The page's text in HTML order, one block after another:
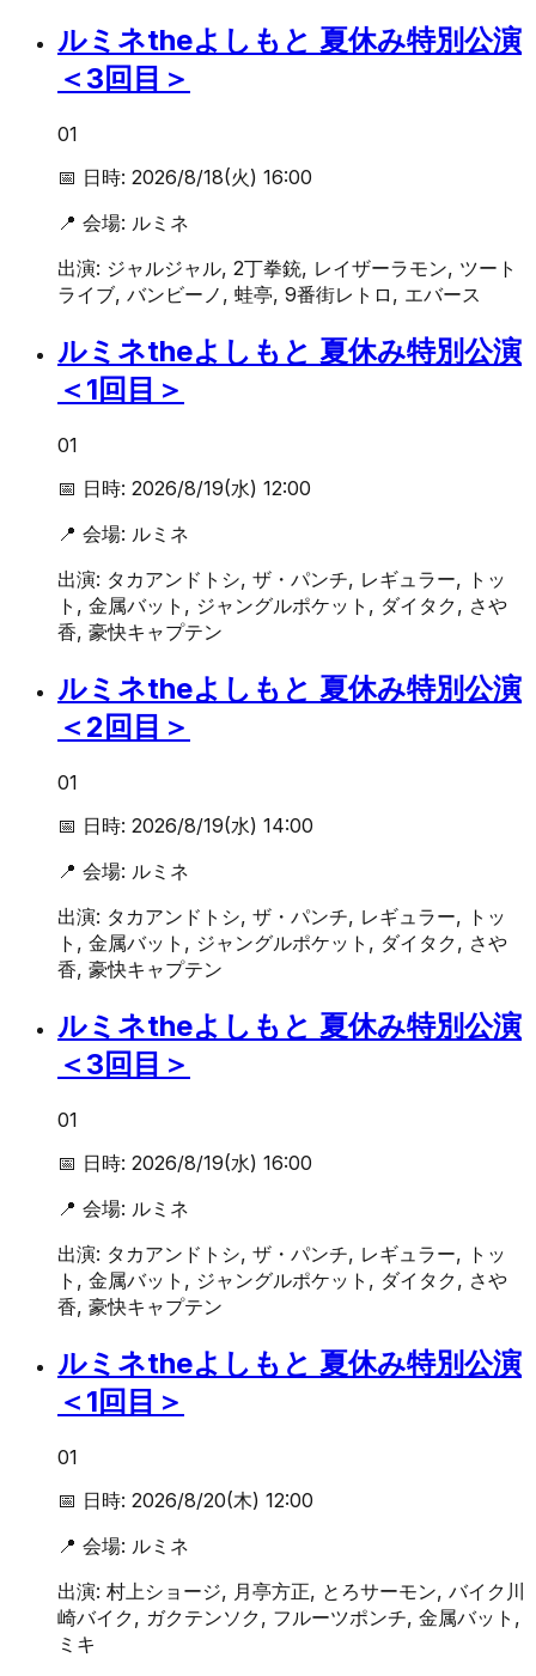
ルミネtheよしもと 夏休み特別公演
＜3回目＞
01
📅 日時: 2026/8/18(火) 16:00
📍 会場: ルミネ
出演: ジャルジャル, 2丁拳銃, レイザーラモン, ツート
ライブ, バンビーノ, 蛙亭, 9番街レトロ, エバース
ルミネtheよしもと 夏休み特別公演
＜1回目＞
01
📅 日時: 2026/8/19(水) 12:00
📍 会場: ルミネ
出演: タカアンドトシ, ザ・パンチ, レギュラー, トッ
ト, 金属バット, ジャングルポケット, ダイタク, さや
香, 豪快キャプテン
ルミネtheよしもと 夏休み特別公演
＜2回目＞
01
📅 日時: 2026/8/19(水) 14:00
📍 会場: ルミネ
出演: タカアンドトシ, ザ・パンチ, レギュラー, トッ
ト, 金属バット, ジャングルポケット, ダイタク, さや
香, 豪快キャプテン
ルミネtheよしもと 夏休み特別公演
＜3回目＞
01
📅 日時: 2026/8/19(水) 16:00
📍 会場: ルミネ
出演: タカアンドトシ, ザ・パンチ, レギュラー, トッ
ト, 金属バット, ジャングルポケット, ダイタク, さや
香, 豪快キャプテン
ルミネtheよしもと 夏休み特別公演
＜1回目＞
01
📅 日時: 2026/8/20(木) 12:00
📍 会場: ルミネ
出演: 村上ショージ, 月亭方正, とろサーモン, バイク川
崎バイク, ガクテンソク, フルーツポンチ, 金属バット,
ミキ